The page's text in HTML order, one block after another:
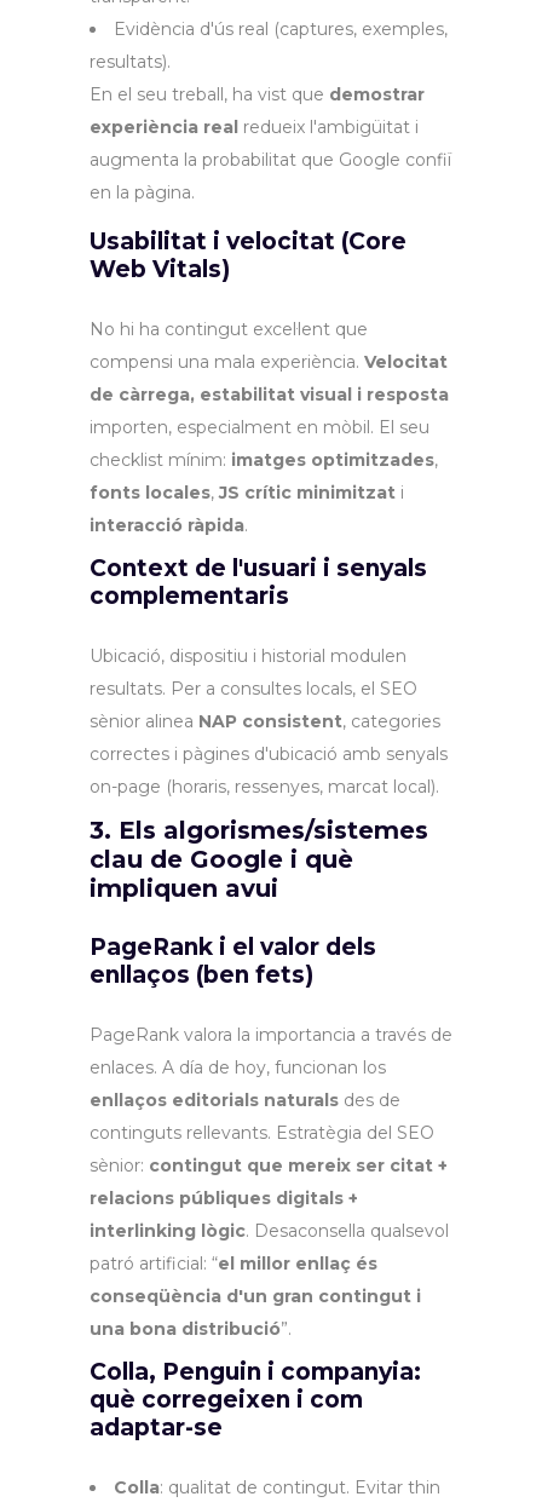
Evidència d'ús real (captures, exemples,
resultats).
En el seu treball, ha vist que demostrar
experiència real redueix l'ambigüitat i
augmenta la probabilitat que Google confiï
en la pàgina.
Usabilitat i velocitat (Core
Web Vitals)
No hi ha contingut excel·lent que
compensi una mala experiència. Velocitat
de càrrega, estabilitat visual i resposta
importen, especialment en mòbil. El seu
checklist mínim: imatges optimitzades,
fonts locales,JS crític minimitzat i
interacció ràpida.
Context de l'usuari i senyals
complementaris
Ubicació, dispositiu i historial modulen
resultats. Per a consultes locals, el SEO
sènior alinea NAP consistent, categories
correctes i pàgines d'ubicació amb senyals
on-page (horaris, ressenyes, marcat local).
3. Els algorismes/sistemes
clau de Google i què
impliquen avui
PageRank i el valor dels
enllaços (ben fets)
PageRank valora la importancia a través de
enlaces. A día de hoy, funcionan los
enllaços editorials naturals des de
continguts rellevants. Estratègia del SEO
sènior: contingut que mereix ser citat +
relacions públiques digitals +
interlinking lògic. Desaconsella qualsevol
patró artificial: “el millor enllaç és
conseqüència d'un gran contingut i
una bona distribució”.
Colla, Penguin i companyia:
què corregeixen i com
adaptar-se
Colla: qualitat de contingut. Evitar thin